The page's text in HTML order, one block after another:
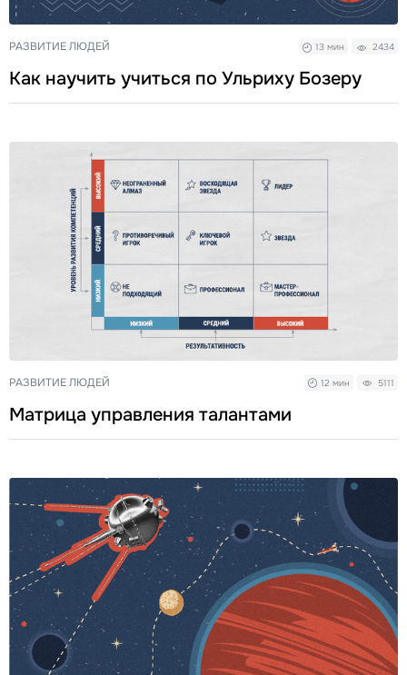
РАЗВИТИЕ ЛЮДЕЙ 13 мин 2434
Как научить учиться по Ульриху Бозеру
РАЗВИТИЕ ЛЮДЕЙ 12 мин 5111
Матрица управления талантами